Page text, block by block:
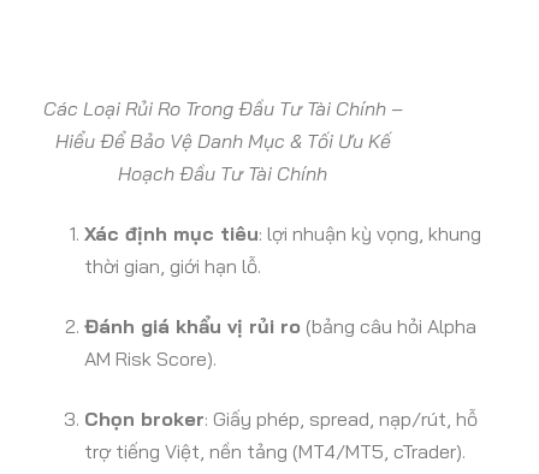
Các Loại Rủi Ro Trong Đầu Tư Tài Chính –
Hiểu Để Bảo Vệ Danh Mục & Tối Ưu Kế
Hoạch Đầu Tư Tài Chính
Xác định mục tiêu: lợi nhuận kỳ vọng, khung
thời gian, giới hạn lỗ.
Đánh giá khẩu vị rủi ro (bảng câu hỏi Alpha
AM Risk Score).
Chọn broker: Giấy phép, spread, nạp/rút, hỗ
trợ tiếng Việt, nền tảng (MT4/MT5, cTrader).